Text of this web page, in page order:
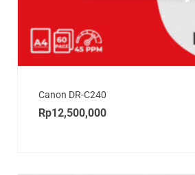
Canon DR-C240
Rp12,500,000